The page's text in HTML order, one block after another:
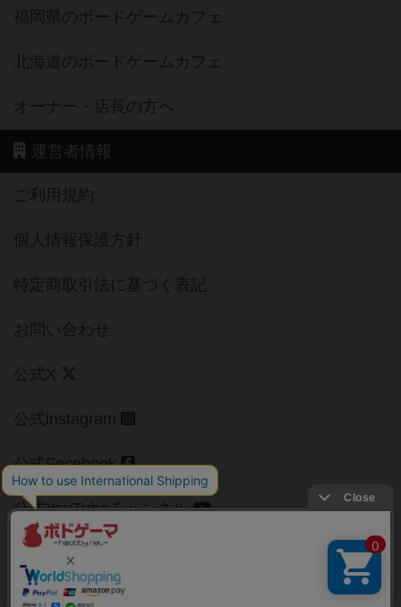
福岡県のボードゲームカフェ
北海道のボードゲームカフェ
オーナー・店長の方へ
運営者情報
ご利用規約
個人情報保護方針
特定商取引法に基づく表記
お問い合わせ
公式X
公式instagram
公式Facebook
公式YouTubeチャンネル